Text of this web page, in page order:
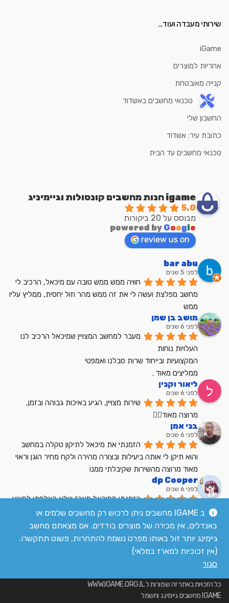
שירותי מעבדה ועוד…
iGame
אחריות למוצרים
קנייה מאובטחת
טכנאי מחשבים באשדוד
החשבון שלי
כתובת עיר: אשדוד
טכנאי מחשבים עד הבית
igame חנות מחשבים קונסולות וגיימיניג
5.0
מבוסס על 20 ביקורות
powered by Google
review us on
bar abu
לפני 5 שנים
ממש
מושב בן שמן
לפני 6 שנים
מעבר למחשב המצויין שמיכאל הרכיב לנו
העלויות נוחות
המקצועיות ובייחוד שרות סבלנו ואמפטי
ממליצים מאוד .
ליאור וקנין
לפני 6 שנים
מרוצה מאוד👍🏼
בני אמן
לפני 6 שנים
מאוד מרוצה מהשירות שקיבלתי ממנו
dp Cooper
לפני 6 שנים
הזמנתי ממיכאל מארז שלא הצלחתי למצוא
בשום מקום אחר בארץ מחיר הוגן שירות מעולה
לקריאת כל הביקורות
כל הזכויות באתר זה שמורות ל WWW.IGAME.ORG.IL
IGAME מחשבים גיימינג וחשמל
ב IGAME מחשבים ניתן לרכוש רק מחשבים שלמים או
באנדלים, אין מכירה של מוצרים בודדים. אם מצאתם מחשב
גיימינג יותר זול באותו מפרט נשמח להתחרות, פשוט תתקשרו.
(אין זכוכיות למארז במלאי)
סגור